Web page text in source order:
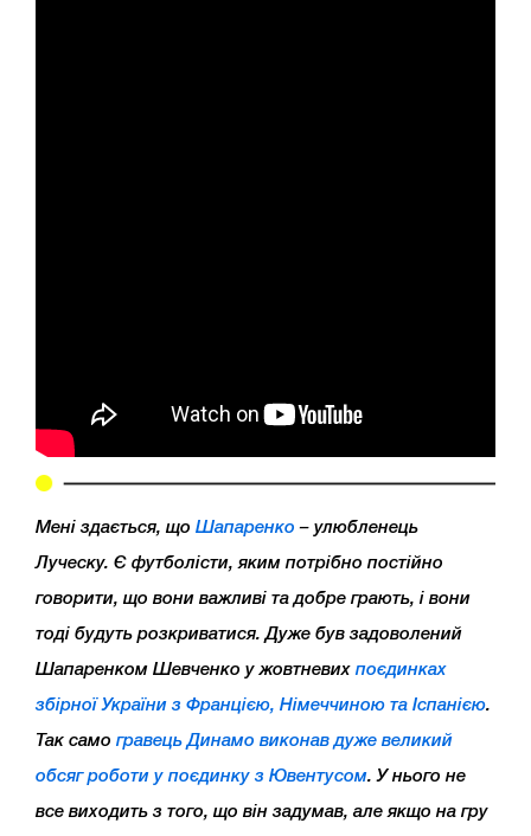
Мені здається, що Шапаренко – улюбленець
Луческу. Є футболісти, яким потрібно постійно
говорити, що вони важливі та добре грають, і вони
тоді будуть розкриватися. Дуже був задоволений
Шапаренком Шевченко у жовтневих поєдинках
збірної України з Францією, Німеччиною та Іспанією.
Так само гравець Динамо виконав дуже великий
обсяг роботи у поєдинку з Ювентусом. У нього не
все виходить з того, що він задумав, але якщо на гру